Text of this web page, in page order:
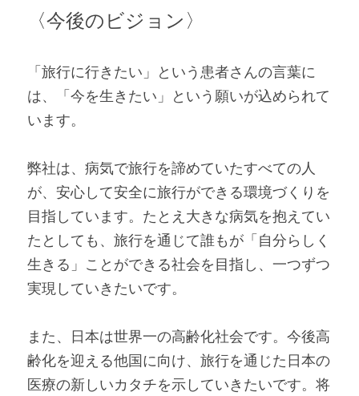
〈今後のビジョン〉
「旅行に行きたい」という患者さんの言葉に
は、「今を生きたい」という願いが込められて
います。
弊社は、病気で旅行を諦めていたすべての人
が、安心して安全に旅行ができる環境づくりを
目指しています。たとえ大きな病気を抱えてい
たとしても、旅行を通じて誰もが「自分らしく
生きる」ことができる社会を目指し、一つずつ
実現していきたいです。
また、日本は世界一の高齢化社会です。今後高
齢化を迎える他国に向け、旅行を通じた日本の
医療の新しいカタチを示していきたいです。将